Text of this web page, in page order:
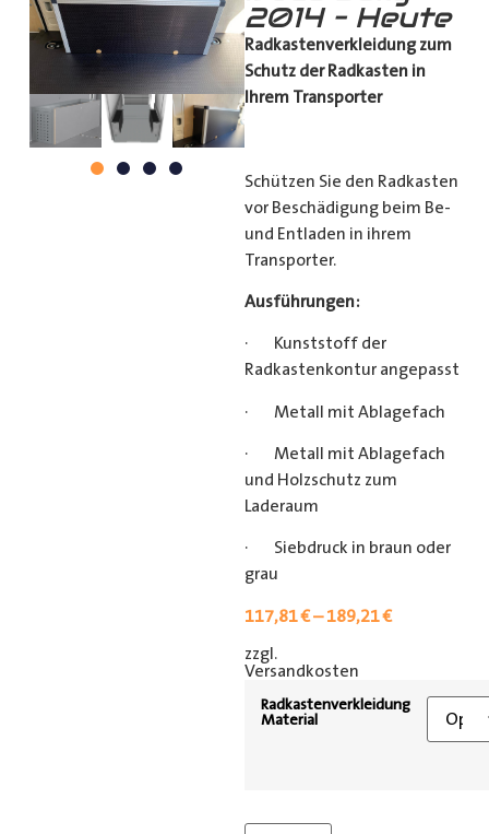
2014 – Heute
Radkastenverkleidung zum
Schutz der Radkasten in
Ihrem Transporter
Schützen Sie den Radkasten
vor Beschädigung beim Be-
und Entladen in ihrem
Transporter.
Ausführungen:
· Kunststoff der
Radkastenkontur angepasst
· Metall mit Ablagefach
· Metall mit Ablagefach
und Holzschutz zum
Laderaum
· Siebdruck in braun oder
grau
117,81€–189,21€
zzgl.
Versandkosten
Radkastenverkleidung
Material